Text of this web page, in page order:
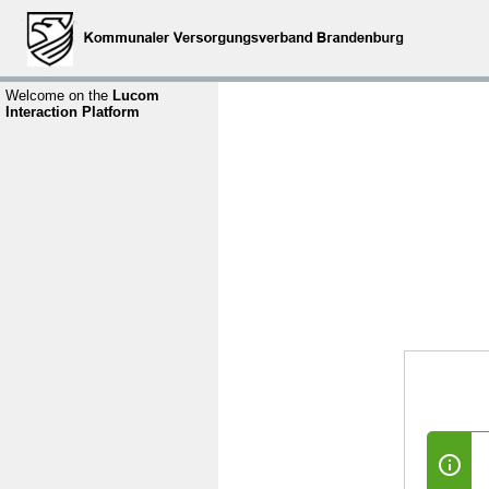
Welcome on the Lucom
Interaction Platform